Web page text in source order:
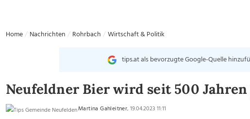
Home Nachrichten Rohrbach Wirtschaft & Politik
tips.at als bevorzugte Google-Quelle
Neufeldner Bier wird seit 500
Martina Gahleitner, 19.04.2023 11:11